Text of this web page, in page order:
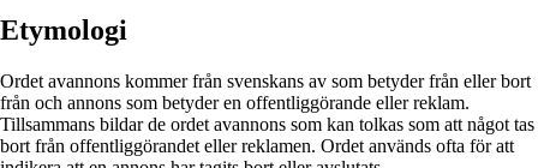
Etymologi
Ordet avannons kommer från svenskans av som betyder från eller bort
från och annons som betyder en offentliggörande eller reklam.
Tillsammans bildar de ordet avannons som kan tolkas som att något tas
bort från offentliggörandet eller reklamen. Ordet används ofta för att